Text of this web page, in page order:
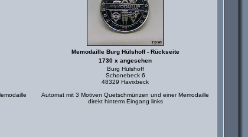
Memodaille Burg Hülshoff - Rückseite
1730 x angesehen
Burg Hülshoff
Schonebeck 6
48329 Havixbeck
Automat mit 3 Motiven Quetschmünzen und einer Memodaille
direkt hinterm Eingang links